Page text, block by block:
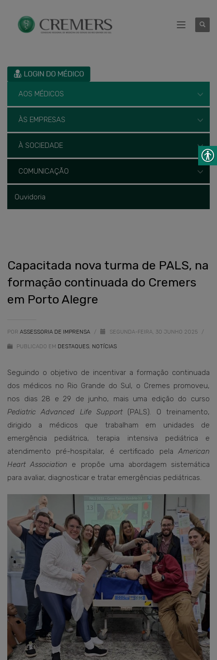
AOS MÉDICOS
ÀS EMPRESAS
À SOCIEDADE
COMUNICAÇÃO
Ouvidoria
Capacitada nova turma de PALS, na
formação continuada do Cremers
em Porto Alegre
POR ASSESSORIA DE IMPRENSA / SEGUNDA-FEIRA, 30 JUNHO 2025 /
PUBLICADO EM DESTAQUES, NOTÍCIAS
Seguindo o objetivo de incentivar a formação continuada
dos médicos no Rio Grande do Sul, o Cremes promoveu,
nos dias 28 e 29 de junho, mais uma edição do curso
Pediatric Advanced Life Support(PALS). O treinamento,
dirigido a médicos que trabalham em unidades de
emergência pediátrica, terapia intensiva pediátrica e
atendimento pré-hospitalar, é certificado pelaAmerican
Heart Association e propõe uma abordagem sistemática
para avaliar, diagnosticar e tratar emergências pediátricas.